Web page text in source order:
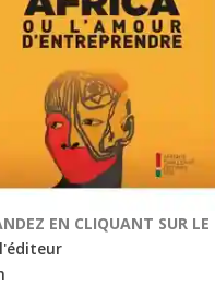
EN CLIQUANT SUR LE